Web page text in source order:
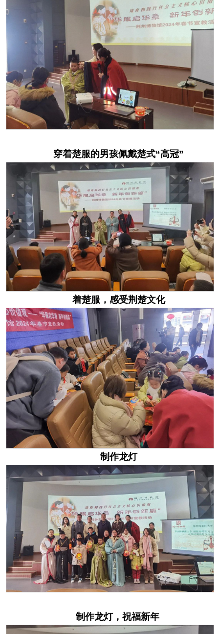
穿着楚服的男孩佩戴楚式“高冠”
着楚服，感受荆楚文化
制作龙灯
制作龙灯，祝福新年